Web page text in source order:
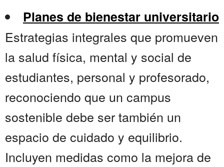
Planes de bienestar universitario
Estrategias integrales que promueven
la salud física, mental y social de
estudiantes, personal y profesorado,
reconociendo que un campus
sostenible debe ser también un
espacio de cuidado y equilibrio.
Incluyen medidas como la mejora de